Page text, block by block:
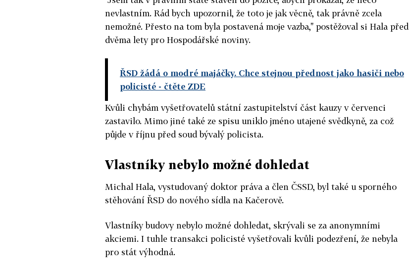
nevlastním. Rád bych upozornil, že toto je jak věcně, tak právně zcela
nemožné. Přesto na tom byla postavená moje vazba," postěžoval si Hala před
dvěma lety pro Hospodářské noviny.
ŘSD žádá o modré majáčky. Chce stejnou přednost jako hasiči nebo
policisté - čtěte ZDE
Kvůli chybám vyšetřovatelů státní zastupitelství část kauzy v červenci
zastavilo. Mimo jiné také ze spisu uniklo jméno utajené svědkyně, za což
půjde v říjnu před soud bývalý policista.
Vlastníky nebylo možné dohledat
Michal Hala, vystudovaný doktor práva a člen ČSSD, byl také u sporného
stěhování ŘSD do nového sídla na Kačerově.
Vlastníky budovy nebylo možné dohledat, skrývali se za anonymními
akciemi. I tuhle transakci policisté vyšetřovali kvůli podezření, že nebyla
pro stát výhodná.